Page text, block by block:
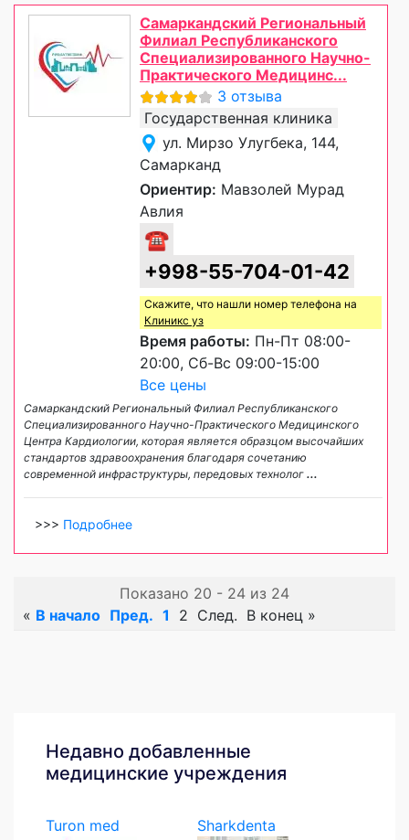
Самаркандский Региональный
Филиал Республиканского
Специализированного Научно-
Практического Медицинс...
3 отзыва
Государственная клиника
ул. Мирзо Улугбека, 144,
Самарканд
Ориентир: Мавзолей Мурад
Авлия
☎
+998-55-704-01-42
Скажите, что нашли номер телефона на
Клиникс уз
Время работы: Пн-Пт 08:00-
20:00, Сб-Вс 09:00-15:00
Все цены
Самаркандский Региональный Филиал Республиканского
Специализированного Научно-Практического Медицинского
Центра Кардиологии, которая является образцом высочайших
стандартов здравоохранения благодаря сочетанию
современной инфраструктуры, передовых технолог ...
>>> Подробнее
Показано 20 - 24 из 24
« В начало Пред. 1 2 След. В конец »
Недавно добавленные
медицинские учреждения
Turon med Sharkdenta